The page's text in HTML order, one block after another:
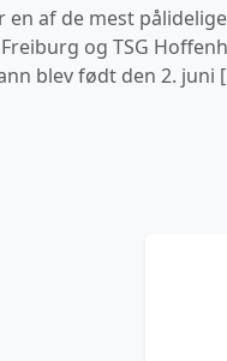
en af de mest
og TSG
blev født den 2. juni